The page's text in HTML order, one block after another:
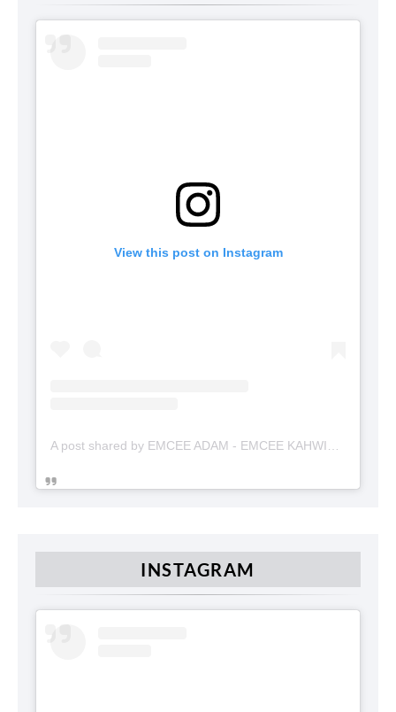
View this post on Instagram
INSTAGRAM